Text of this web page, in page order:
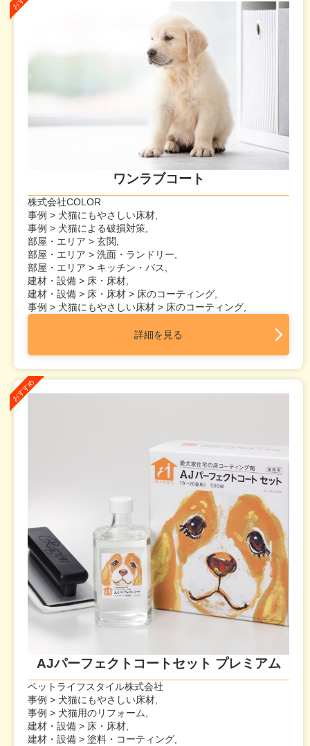
ワンラブコート
株式会社COLOR
事例 > 犬猫にもやさしい床材,
事例 > 犬猫による破損対策,
部屋・エリア > 玄関,
部屋・エリア > 洗面・ランドリー,
部屋・エリア > キッチン・バス,
建材・設備 > 床・床材,
建材・設備 > 床・床材 > 床のコーティング,
事例 > 犬猫にもやさしい床材 > 床のコーティング,
詳細を見る
AJパーフェクトコートセット プレミアム
ペットライフスタイル株式会社
事例 > 犬猫にもやさしい床材,
事例 > 犬猫用のリフォーム,
建材・設備 > 床・床材,
建材・設備 > 塗料・コーティング,